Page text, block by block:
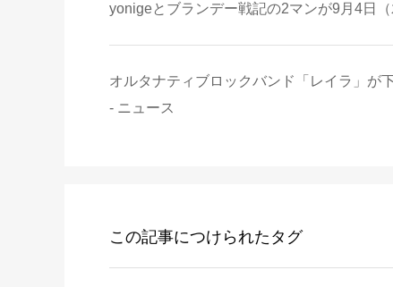
yonigeとブランデー戦記の2マンが9月4日
オルタナティブロックバンド「レイラ」が
- ニュース
この記事につけられたタグ